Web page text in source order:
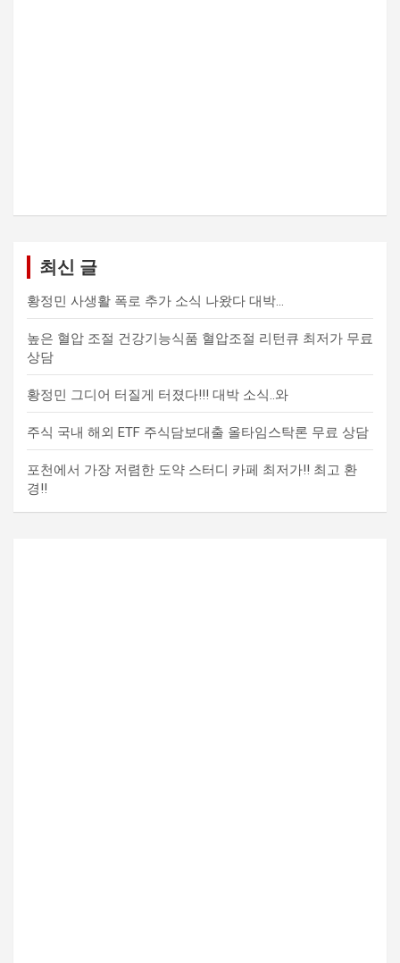
최신 글
황정민 사생활 폭로 추가 소식 나왔다 대박…
높은 혈압 조절 건강기능식품 혈압조절 리턴큐 최저가 무료
상담
황정민 그디어 터질게 터졌다!!! 대박 소식..와
주식 국내 해외 ETF 주식담보대출 올타임스탁론 무료 상담
포천에서 가장 저렴한 도약 스터디 카페 최저가!! 최고 환
경!!